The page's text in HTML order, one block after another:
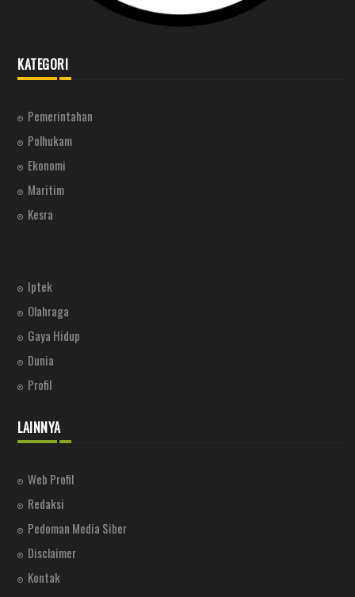
KATEGORI
Pemerintahan
Polhukam
Ekonomi
Maritim
Kesra
Iptek
Olahraga
Gaya Hidup
Dunia
Profil
LAINNYA
Web Profil
Redaksi
Pedoman Media Siber
Disclaimer
Kontak